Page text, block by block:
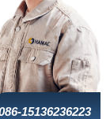
15136236223